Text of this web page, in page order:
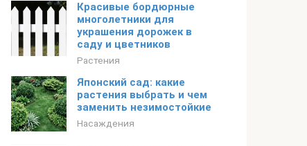
Красивые бордюрные
многолетники для
украшения дорожек в
саду и цветников
Растения
Японский сад: какие
растения выбрать и чем
заменить незимостойкие
Насаждения